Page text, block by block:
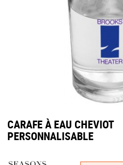
CARAFE À EAU CHEVIOT
PERSONNALISABLE